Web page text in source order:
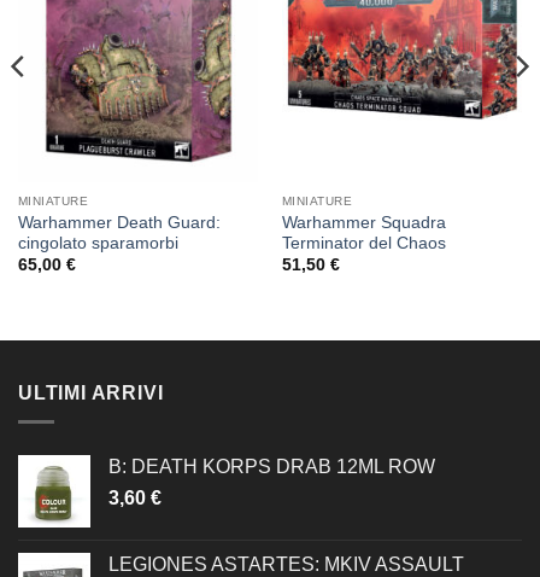
desideri
MINIATURE
Warhammer Death Guard:
cingolato sparamorbi
65,00 €
desideri
MINIATURE
Warhammer Squadra
Terminator del Chaos
51,50 €
ULTIMI ARRIVI
B: DEATH KORPS DRAB 12ML ROW
3,60 €
LEGIONES ASTARTES: MKIV ASSAULT